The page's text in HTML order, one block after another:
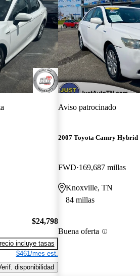
$24,798
incluye tasas
$461/mes est.
disponibilidad
Aviso patrocinado
2007 Toyota Camry Hybrid
FWD 169,687 millas
Knoxville, TN
84 millas
Buena oferta